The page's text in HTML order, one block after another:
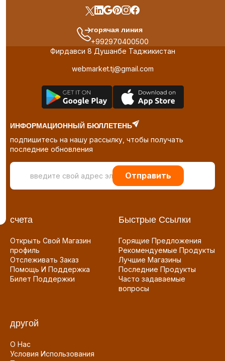
горячая линия
+992970400500
Фирдавси 8 Душанбе Таджикистан
webmarket.tj@gmail.com
ИНФОРМАЦИОННЫЙ БЮЛЛЕТЕНЬ
подпишитесь на нашу рассылку, чтобы получать
последние обновления
Отправить
счета
Открыть Свой Магазин
профиль
Отслеживать Заказ
Помощь И Поддержка
Билет Поддержки
Быстрые Ссылки
Горящие Предложения
Рекомендуемые Продукты
Лучшие Магазины
Последние Продукты
Часто задаваемые
вопросы
другой
О Нас
Условия Использования